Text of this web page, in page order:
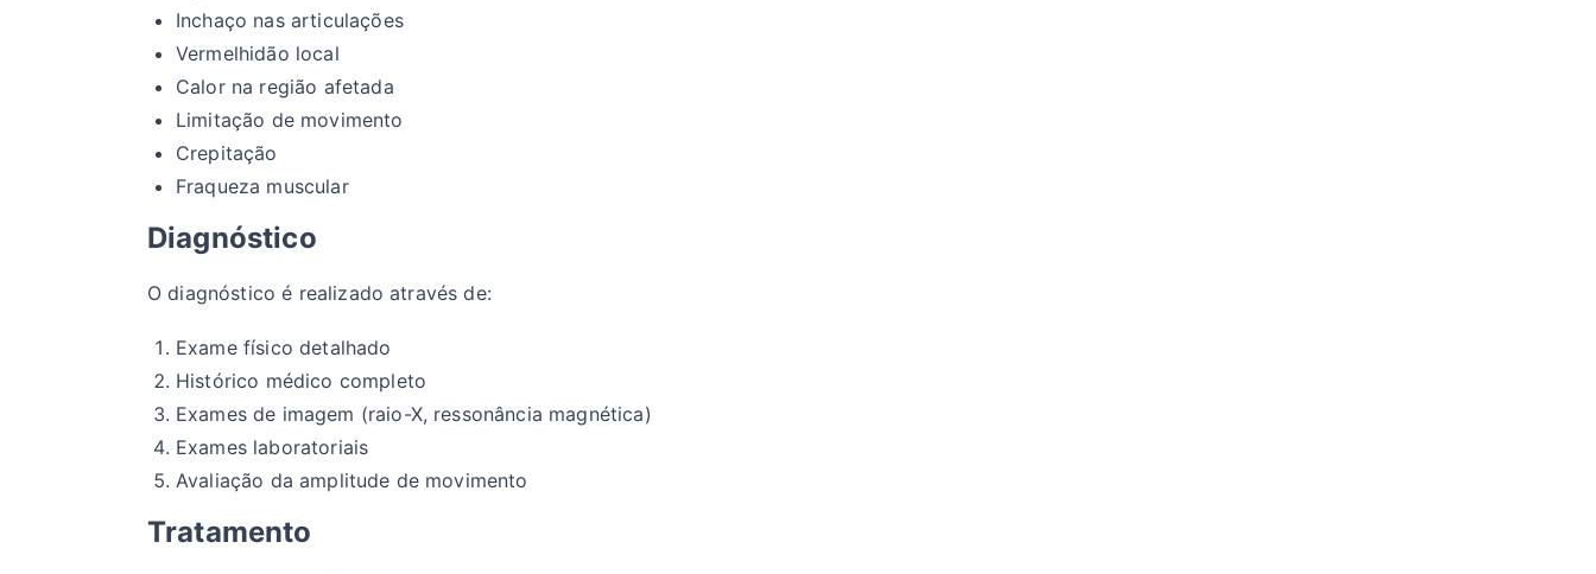
Inchaço nas articulações
Vermelhidão local
Calor na região afetada
Limitação de movimento
Crepitação
Fraqueza muscular
Diagnóstico
O diagnóstico é realizado através de:
Exame físico detalhado
Histórico médico completo
Exames de imagem (raio-X, ressonância magnética)
Exames laboratoriais
Avaliação da amplitude de movimento
Tratamento